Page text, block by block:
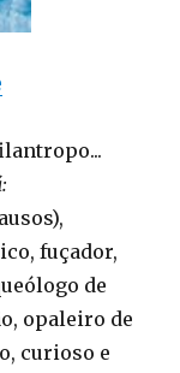
fuçador,
de
opaleiro de
curioso e